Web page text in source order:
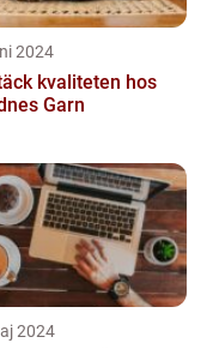
2024
kvaliteten hos
Garn
2024